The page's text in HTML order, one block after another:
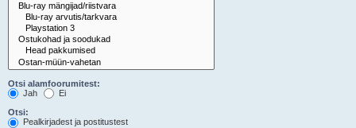
Otsi alamfoorumitest:
Jah
Ei
Otsi:
Pealkirjadest ja postitustest